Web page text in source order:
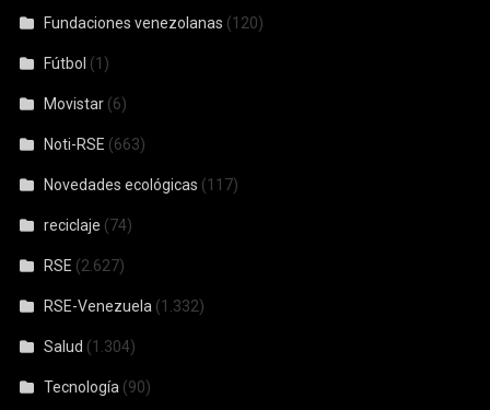
Fundaciones venezolanas (120)
Fútbol (1)
Movistar (6)
Noti-RSE (663)
Novedades ecológicas (117)
reciclaje (74)
RSE (2.627)
RSE-Venezuela (1.332)
Salud (1.304)
Tecnología (90)